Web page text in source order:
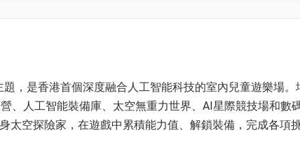
，是香港首個深度融合人工智能科技的室內兒童遊樂場。
、人工智能裝備庫、太空無重力世界、AI星際競技場和數
太空探險家，在遊戲中累積能力值、解鎖裝備，完成各項